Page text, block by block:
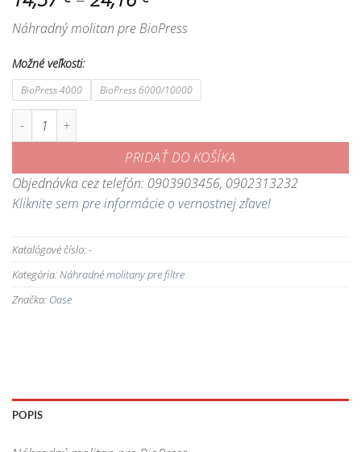
range:
14,57 €
24,16 €
Náhradný molitan pre BioPress
Možné veľkosti:
BioPress 4000 BioPress 6000/10000
množstvo Náhradný molitan pre BioPress
PRIDAŤ DO KOŠÍKA
Objednávka cez telefón: 0903903456, 0902313232
Kliknite sem pre informácie o vernostnej zľave!
Katalógové číslo:-
Kategória:Náhradné molitany pre filtre
Značka: Oase
POPIS